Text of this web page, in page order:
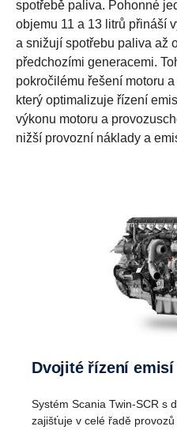
spotřebě paliva. Pohonné
objemu 11 a 13 litrů přináší
a snižují spotřebu paliva až
předchozími generacemi.
pokročilému řešení motoru
který optimalizuje řízení
výkonu motoru a
nižší provozní náklady a
Dvojité řízení emisí
Systém Scania Twin-SCR s
zajišťuje v celé řadě